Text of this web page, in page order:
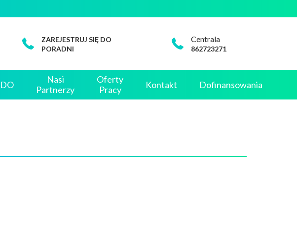
ZAREJESTRUJ SIĘ DO
PORADNI
Centrala
862723271
Nasi
Partnerzy
Oferty
Pracy
Kontakt Dofinansowania